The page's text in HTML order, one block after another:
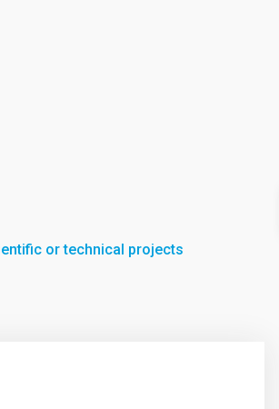
or technical projects